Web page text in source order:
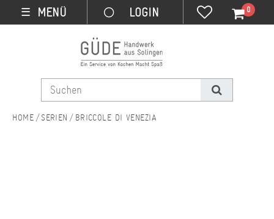
☰ MENÜ 0
SERIEN BRICCOLE DI VENEZIA